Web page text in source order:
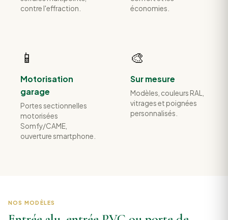
contre l'effraction.
économies.
📱
Motorisation
garage
Portes sectionnelles
motorisées
Somfy/CAME,
ouverture smartphone.
🎨
Sur mesure
Modèles, couleurs RAL,
vitrages et poignées
personnalisés.
NOS MODÈLES